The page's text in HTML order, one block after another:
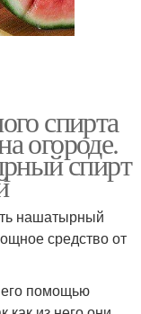
спирта
огороде.
спирт
нашатырный
средство от
помощью